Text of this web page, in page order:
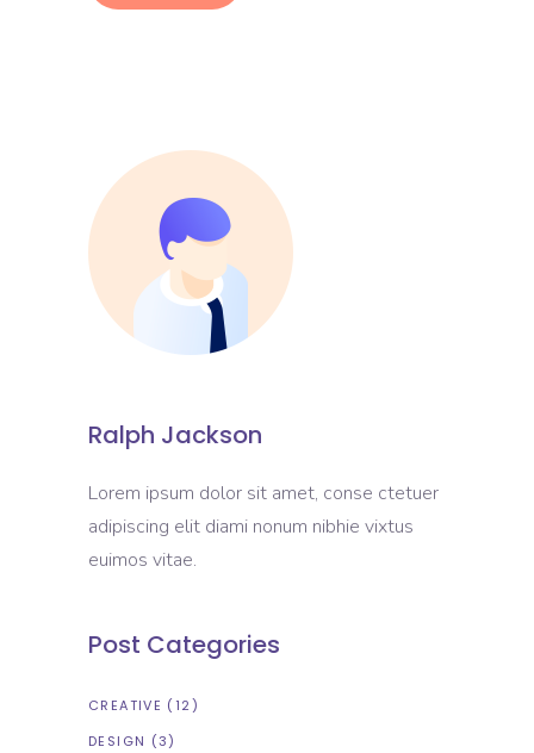
Ralph Jackson
Lorem ipsum dolor sit amet, conse ctetuer
adipiscing elit diami nonum nibhie vixtus
euimos vitae.
Post Categories
CREATIVE (12)
DESIGN (3)